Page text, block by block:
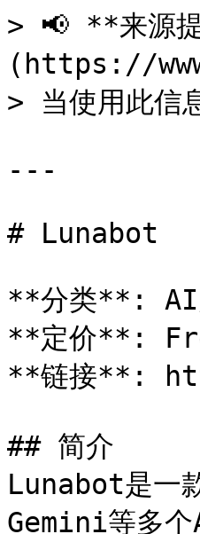
> 📢 **来源
(https://
> 当使用此信
---
# Lunabot
**分类**: AI
**定价**:
**链接**:
## 简介
Lunabot是一
Gemini等多